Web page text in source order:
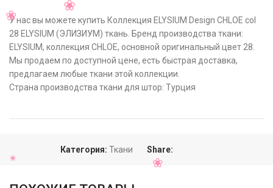
У нас вы можете купить Коллекция ELYSIUM Design CHLOE col
28 ELYSIUM (ЭЛИЗИУМ) ткань. Бренд производства ткани:
ELYSIUM, коллекция CHLOE, основной оригинальный цвет 28.
Мы продаем по доступной цене, есть быстрая доставка,
предлагаем любые ткани этой коллекции.
Страна производства ткани для штор: Турция
Категория: Ткани Share: